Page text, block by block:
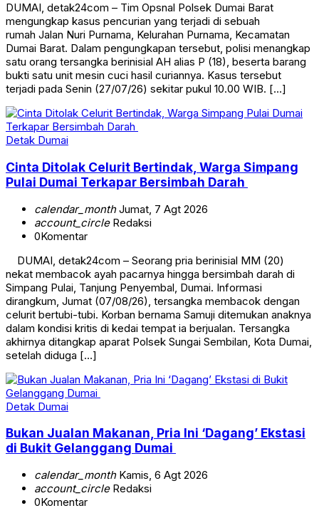
DUMAI, detak24com – Tim Opsnal Polsek Dumai Barat
mengungkap kasus pencurian yang terjadi di sebuah
rumah Jalan Nuri Purnama, Kelurahan Purnama, Kecamatan
Dumai Barat. Dalam pengungkapan tersebut, polisi menangkap
satu orang tersangka berinisial AH alias P (18), beserta barang
bukti satu unit mesin cuci hasil curiannya. Kasus tersebut
terjadi pada Senin (27/07/26) sekitar pukul 10.00 WIB. […]
Detak Dumai
Cinta Ditolak Celurit Bertindak, Warga Simpang
Pulai Dumai Terkapar Bersimbah Darah
calendar_monthJumat, 7 Agt 2026
account_circleRedaksi
0Komentar
DUMAI, detak24com – Seorang pria berinisial MM (20)
nekat membacok ayah pacarnya hingga bersimbah darah di
Simpang Pulai, Tanjung Penyembal, Dumai. Informasi
dirangkum, Jumat (07/08/26), tersangka membacok dengan
celurit bertubi-tubi. Korban bernama Samuji ditemukan anaknya
dalam kondisi kritis di kedai tempat ia berjualan. Tersangka
akhirnya ditangkap aparat Polsek Sungai Sembilan, Kota Dumai,
setelah diduga […]
Detak Dumai
Bukan Jualan Makanan, Pria Ini ‘Dagang’ Ekstasi
di Bukit Gelanggang Dumai
calendar_monthKamis, 6 Agt 2026
account_circleRedaksi
0Komentar